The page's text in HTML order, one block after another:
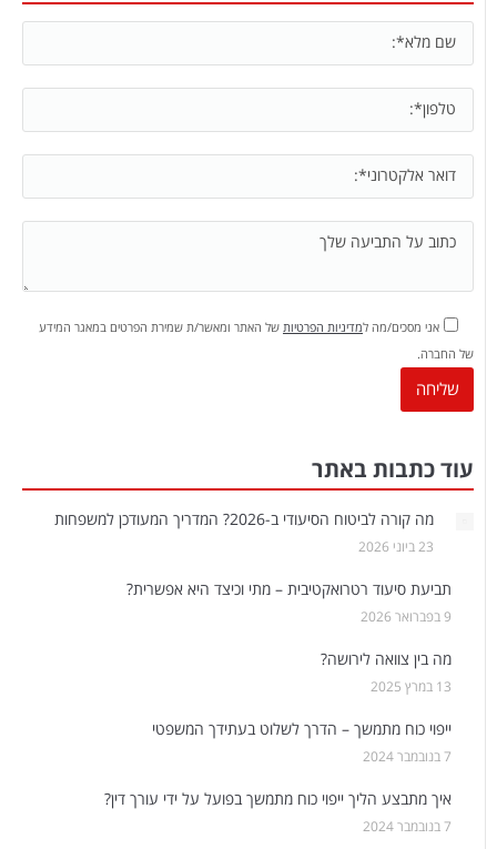
אני מסכים/מה למדיניות הפרטיות של האתר ומאשר/ת שמירת הפרטים במאגר המידע
של החברה.
עוד כתבות באתר
מה קורה לביטוח הסיעודי ב-2026? המדריך המעודכן למשפחות
23 ביוני 2026
תביעת סיעוד רטרואקטיבית – מתי וכיצד היא אפשרית?
9 בפברואר 2026
מה בין צוואה לירושה?
13 במרץ 2025
ייפוי כוח מתמשך – הדרך לשלוט בעתידך המשפטי
7 בנובמבר 2024
איך מתבצע הליך ייפוי כוח מתמשך בפועל על ידי עורך דין?
7 בנובמבר 2024